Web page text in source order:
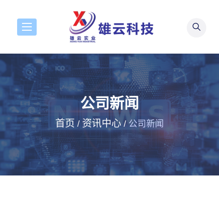
公司新闻
首页 / 资讯中心 / 公司新闻